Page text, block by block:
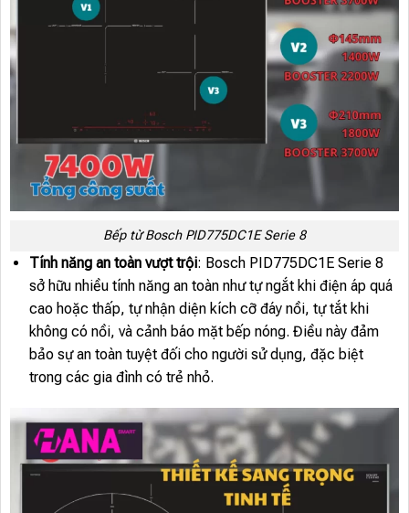
Bếp từ Bosch PID775DC1E Serie 8
Tính năng an toàn vượt trội: Bosch PID775DC1E Serie 8
sở hữu nhiều tính năng an toàn như tự ngắt khi điện áp quá
cao hoặc thấp, tự nhận diện kích cỡ đáy nồi, tự tắt khi
không có nồi, và cảnh báo mặt bếp nóng. Điều này đảm
bảo sự an toàn tuyệt đối cho người sử dụng, đặc biệt
trong các gia đình có trẻ nhỏ.